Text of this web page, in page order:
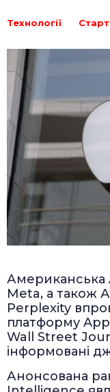
Технології
Американська
Meta, а також
Perplexity
платформу
Wall Street
інформовані
Анонсована